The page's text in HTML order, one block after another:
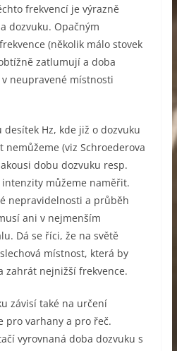
frekvencí je výrazně
dozvuku. Opačným
(několik málo stovek
zatlumují a doba
neupravené místnosti
Hz, kde již o dozvuku
(viz Schroederova
dobu dozvuku resp.
můžeme naměřit.
nepravidelnosti a průběh
ani v nejmenším
Dá se říci, že na světě
místnost, která by
zahrát nejnižší frekvence.
závisí také na určení
pro varhany a pro řeč.
vyrovnaná doba dozvuku s